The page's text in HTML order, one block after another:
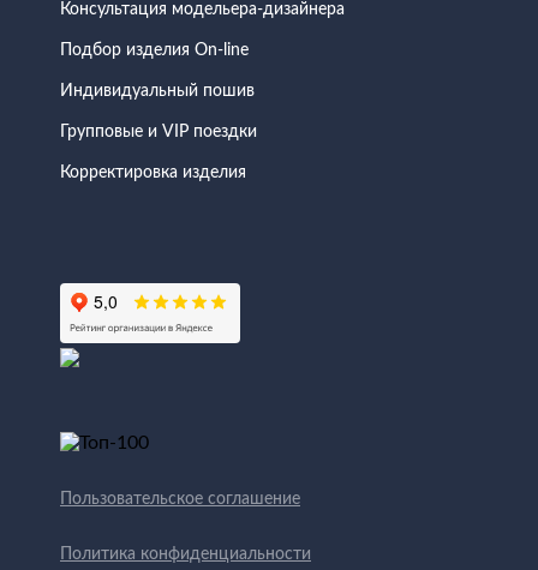
Консультация модельера-дизайнера
Подбор изделия On-line
Индивидуальный пошив
Групповые и VIP поездки
Корректировка изделия
Пользовательское соглашение
Политика конфиденциальности